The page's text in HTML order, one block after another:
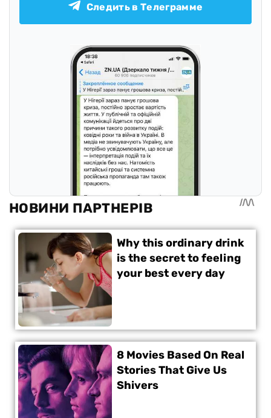
Следить в Телеграмме